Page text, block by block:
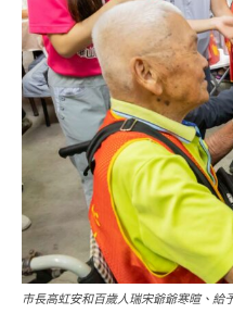
市長高虹安和百歲人瑞宋爺爺寒暄、給